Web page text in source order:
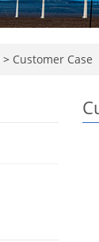
> Customer Case